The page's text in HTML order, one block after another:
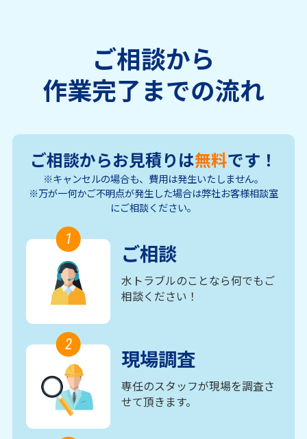
ご相談から
作業完了までの流れ
ご相談からお見積りは無料です！
※キャンセルの場合も、費用は発生いたしません。
※万が一何かご不明点が発生した場合は弊社お客様相談室
にご相談ください。
1
ご相談
水トラブルのことなら何でもご
相談ください！
2
現場調査
専任のスタッフが現場を調査さ
せて頂きます。